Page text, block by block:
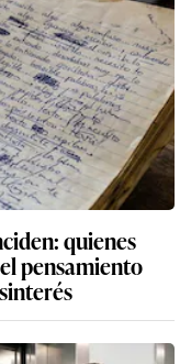
quienes
pensamiento